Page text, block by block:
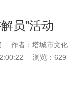
员”活动
作者：​塔城市文化
浏览： 629